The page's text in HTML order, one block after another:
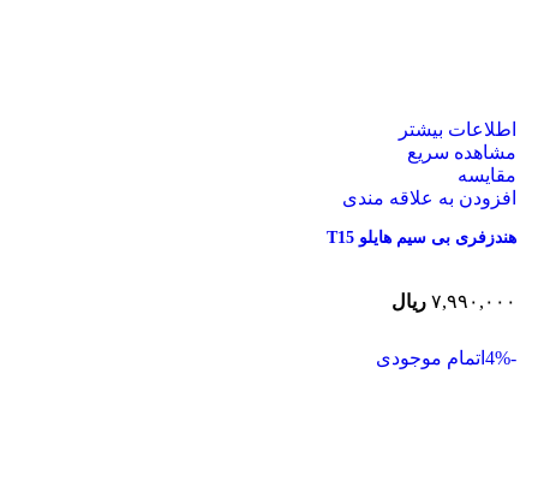
اطلاعات بیشتر
مشاهده سریع
مقایسه
افزودن به علاقه مندی
هندزفری بی‌ سیم هایلو T15
۷,۹۹۰,۰۰۰ ریال
-4% اتمام موجودی